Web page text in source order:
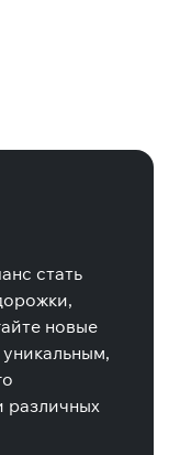
стать
новые
различных